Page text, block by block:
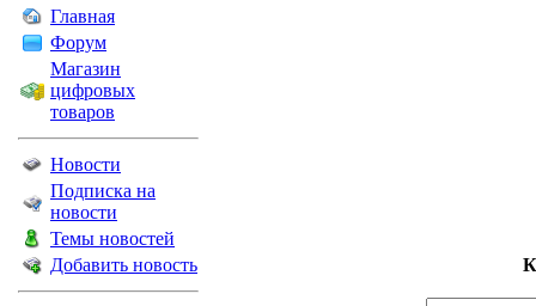
Главная
Форум
Магазин
цифровых
товаров
Новости
Подписка на
новости
Темы новостей
Добавить новость